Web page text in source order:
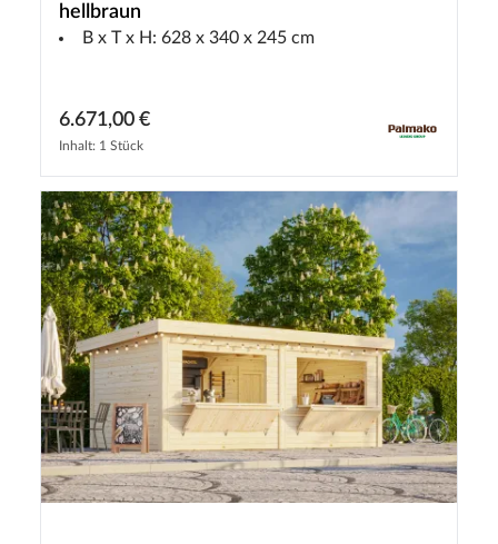
hellbraun
B x T x H: 628 x 340 x 245 cm
6.671,00 €
Inhalt: 1 Stück